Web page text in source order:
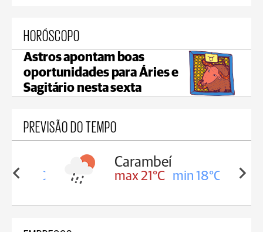
HORÓSCOPO
Astros apontam boas
oportunidades para Áries e
Sagitário nesta sexta
PREVISÃO DO TEMPO
18°C
Carambeí
max 21°C min 18°C